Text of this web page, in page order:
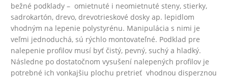
bežné podklady – omietnuté i neomietnuté steny, stierky,
sadrokartón, drevo, drevotrieskové dosky ap. lepidlom
vhodným na lepenie polystyrénu. Manipulácia s nimi je
veľmi jednoduchá, sú rýchlo montovateľné. Podklad pre
nalepenie profilov musí byť čistý, pevný, suchý a hladký.
Následne po dostatočnom vysušení nalepených profilov je
potrebné ich vonkajšiu plochu pretrieť vhodnou disperznou